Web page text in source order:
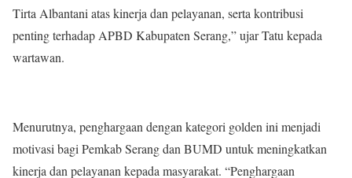
Tirta Albantani atas kinerja dan pelayanan, serta kontribusi
penting terhadap APBD Kabupaten Serang,” ujar Tatu kepada
wartawan.
Menurutnya, penghargaan dengan kategori golden ini menjadi
motivasi bagi Pemkab Serang dan BUMD untuk meningkatkan
kinerja dan pelayanan kepada masyarakat. “Penghargaan